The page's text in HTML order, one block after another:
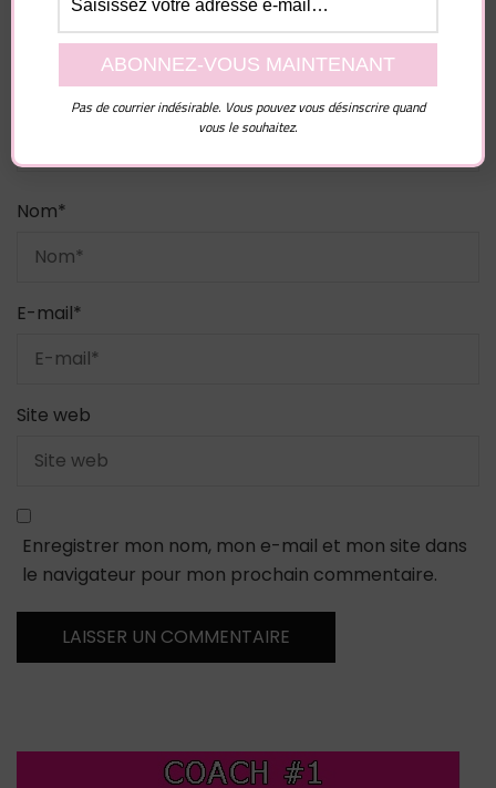
Nom*
E-mail*
Site web
Enregistrer mon nom, mon e-mail et mon site dans
le navigateur pour mon prochain commentaire.
Pas de courrier indésirable. Vous pouvez vous désinscrire quand
vous le souhaitez.